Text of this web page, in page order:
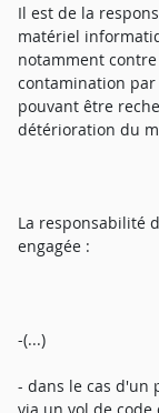
Il est de la
matériel
notamment
contamination par
pouvant être
détérioration du
La responsabilité
engagée :
-(...)
- dans le cas d'un